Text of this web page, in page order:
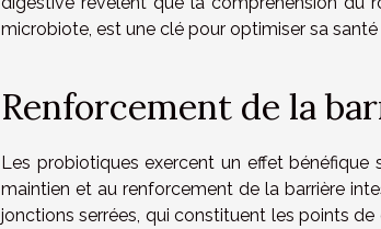
microbiote, est une clé pour optimiser sa
Renforcement de la
Les probiotiques exercent un effet
maintien et au renforcement de la barrière
jonctions serrées, qui constituent les points